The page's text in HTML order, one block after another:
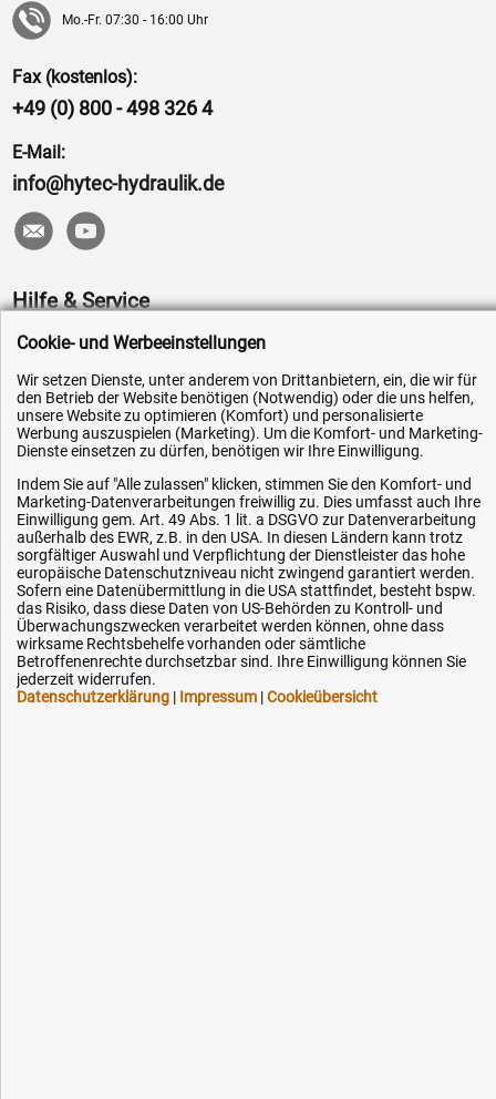
Mo.-Fr. 07:30 - 16:00 Uhr
Fax (kostenlos):
+49 (0) 800 - 498 326 4
E-Mail:
info@hytec-hydraulik.de
Hilfe & Service
Versandkosten
Zahlungsarten
Service
AGB / Widerrufsrecht
Datenschutz
Impressum
Karriere
OEM-Ersatzteile
Technik-Hilfe
Downloads
Kontakt
Cookie- und Werbeeinstellungen
Wir setzen Dienste, unter anderem von Drittanbietern, ein, die wir für
den Betrieb der Website benötigen (Notwendig) oder die uns helfen,
unsere Website zu optimieren (Komfort) und personalisierte
Werbung auszuspielen (Marketing). Um die Komfort- und Marketing-
Dienste einsetzen zu dürfen, benötigen wir Ihre Einwilligung.
Indem Sie auf "Alle zulassen" klicken, stimmen Sie den Komfort- und
Marketing-Datenverarbeitungen freiwillig zu. Dies umfasst auch Ihre
Einwilligung gem. Art. 49 Abs. 1 lit. a DSGVO zur Datenverarbeitung
außerhalb des EWR, z.B. in den USA. In diesen Ländern kann trotz
sorgfältiger Auswahl und Verpflichtung der Dienstleister das hohe
europäische Datenschutzniveau nicht zwingend garantiert werden.
Sofern eine Datenübermittlung in die USA stattfindet, besteht bspw.
das Risiko, dass diese Daten von US-Behörden zu Kontroll- und
Überwachungszwecken verarbeitet werden können, ohne dass
wirksame Rechtsbehelfe vorhanden oder sämtliche
Betroffenenrechte durchsetzbar sind. Ihre Einwilligung können Sie
jederzeit widerrufen.
Datenschutzerklärung | Impressum |Cookieübersicht